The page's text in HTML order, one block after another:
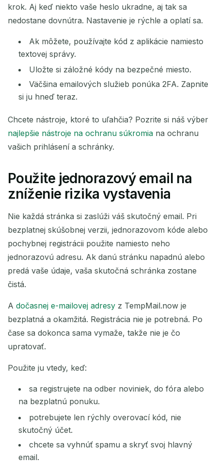
krok. Aj keď niekto vaše heslo ukradne, aj tak sa
nedostane dovnútra. Nastavenie je rýchle a oplatí sa.
Ak môžete, používajte kód z aplikácie namiesto
textovej správy.
Uložte si záložné kódy na bezpečné miesto.
Väčšina emailových služieb ponúka 2FA. Zapnite
si ju hneď teraz.
Chcete nástroje, ktoré to uľahčia? Pozrite si náš výber
najlepšie nástroje na ochranu súkromia na ochranu
vašich prihlásení a schránky.
Použite jednorazový email na
zníženie rizika vystavenia
Nie každá stránka si zaslúži váš skutočný email. Pri
bezplatnej skúšobnej verzii, jednorazovom kóde alebo
pochybnej registrácii použite namiesto neho
jednorazovú adresu. Ak danú stránku napadnú alebo
predá vaše údaje, vaša skutočná schránka zostane
čistá.
A dočasnej e-mailovej adresy z TempMail.now je
bezplatná a okamžitá. Registrácia nie je potrebná. Po
čase sa dokonca sama vymaže, takže nie je čo
upratovať.
Použite ju vtedy, keď:
sa registrujete na odber noviniek, do fóra alebo
na bezplatnú ponuku.
potrebujete len rýchly overovací kód, nie
skutočný účet.
chcete sa vyhnúť spamu a skryť svoj hlavný
email.